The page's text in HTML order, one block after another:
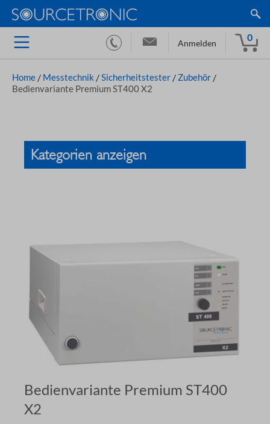
Anmelden
0
Home / Messtechnik /Sicherheitstester / Zubehör /
Bedienvariante Premium ST400 X2
Kategorien anzeigen
Bedienvariante Premium ST400
X2